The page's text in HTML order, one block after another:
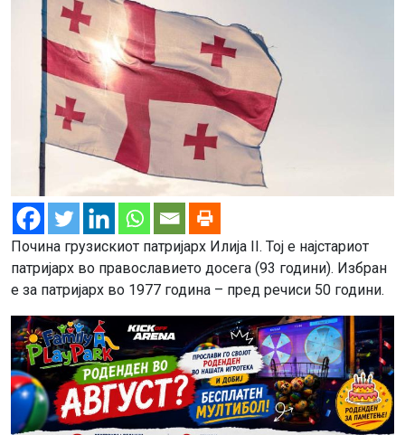
Почина грузискиот патријарх Илија II. Тој е најстариот
патријарх во православието досега (93 години). Избран
е за патријарх во 1977 година – пред речиси 50 години.